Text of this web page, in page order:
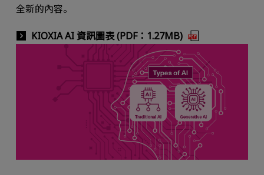
全新的內容。
KIOXIA AI 資訊圖表 (PDF：1.27MB)